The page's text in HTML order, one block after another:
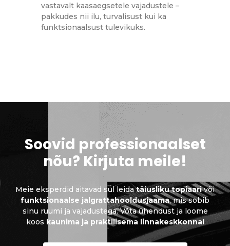
vastavalt kaasaegsetele vajadustele –
pakkudes nii ilu, turvalisust kui ka
funktsionaalsust tulevikuks.
Soovid professionaalset
nõu? Kirjuta meile!
Meie eksperdid aitavad sul leidatäiusliku topiaarivõi
funktsionaalse jalgrattahooldusjaama, mis sobib
sinu ruumi ja vajadustega. Võta ühendust ja loome
koos kaunima ja praktilisema linnakeskkonna!